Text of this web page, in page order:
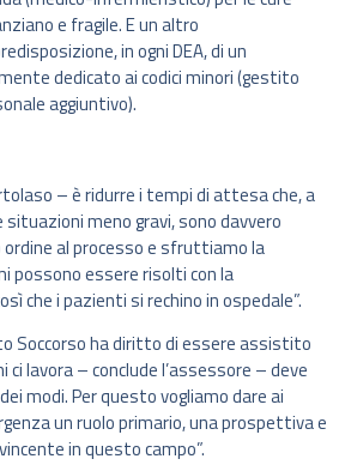
e fragile. E un altro
in ogni DEA, di un
dedicato ai codici minori (gestito
aggiuntivo).
– è ridurre i tempi di attesa che, a
meno gravi, sono davvero
al processo e sfruttiamo la
possono essere risolti con la
che i pazienti si rechino in ospedale”.
Soccorso ha diritto di essere assistito
ci lavora – conclude l’assessore – deve
modi. Per questo vogliamo dare ai
un ruolo primario, una prospettiva e
in questo campo”.